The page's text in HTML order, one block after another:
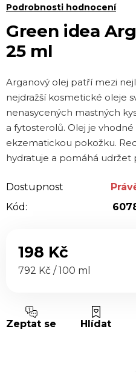
Green idea
25 ml
Průměrné
hodnocení
produktu
je
z 5
hvězdiček.
Podrobnosti hodnocení
Arganový olej patří mezi
nejdražší kosmetické oleje
nenasycených mastných
a fytosterolů. Olej je
ekzematickou pokožku.
hydratuje a pomáhá udržet
Dostupnost
Kód:
198 Kč
Měrná cena:
792 Kč / 100 ml
Zeptat se Hlídat